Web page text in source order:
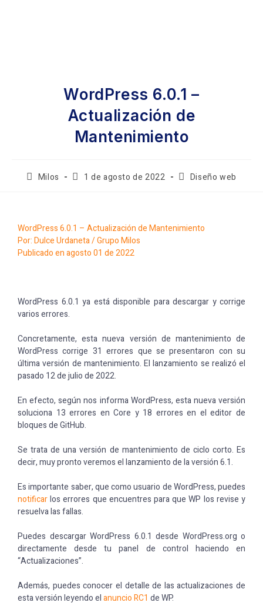
WordPress 6.0.1 –
Actualización de
Mantenimiento
Milos 1 de agosto de 2022 Diseño web
WordPress 6.0.1 – Actualización de Mantenimiento
Por: Dulce Urdaneta / Grupo Milos
Publicado en agosto 01 de 2022
WordPress 6.0.1 ya está disponible para descargar y corrige
varios errores.
Concretamente, esta nueva versión de mantenimiento de
WordPress corrige 31 errores que se presentaron con su
última versión de mantenimiento. El lanzamiento se realizó el
pasado 12 de julio de 2022.
En efecto, según nos informa WordPress, esta nueva versión
soluciona 13 errores en Core y 18 errores en el editor de
bloques de GitHub.
Se trata de una versión de mantenimiento de ciclo corto. Es
decir, muy pronto veremos el lanzamiento de la versión 6.1.
Es importante saber, que como usuario de WordPress, puedes
notificarlos errores que encuentres para que WP los revise y
resuelva las fallas.
Puedes descargar WordPress 6.0.1 desde WordPress.org o
directamente desde tu panel de control haciendo en
“Actualizaciones”.
Además, puedes conocer el detalle de las actualizaciones de
esta versión leyendo elanuncio RC1 de WP.